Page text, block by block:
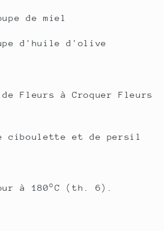
de miel
d'huile d'olive
Fleurs à Croquer Fleurs
ciboulette et de persil
à 180°C (th. 6).